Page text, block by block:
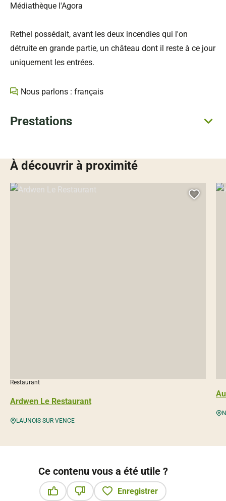
Médiathèque l'Agora
Rethel possédait, avant les deux incendies qui l'on
détruite en grande partie, un château dont il reste à ce jour
uniquement les entrées.
Nous parlons : français
Prestations
À découvrir à proximité
Ardwen Le Restaurant
Restaurant
LAUNOIS SUR VENCE
Ardwen Le Restaurant, © Droits gérés – Le restaurant Arwen Au
Ce contenu vous a été utile ?
Enregistrer